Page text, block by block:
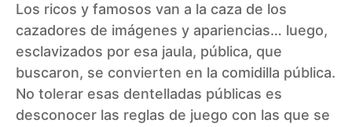
Los ricos y famosos van a la caza de los
cazadores de imágenes y apariencias… luego,
esclavizados por esa jaula, pública, que
buscaron, se convierten en la comidilla pública.
No tolerar esas dentelladas públicas es
desconocer las reglas de juego con las que se